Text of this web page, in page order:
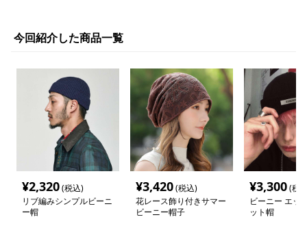
今回紹介した商品一覧
¥2,320(税込)
リブ編みシンプルビーニ
ー帽
¥3,420(税込)
花レース飾り付きサマー
ビーニー帽子
¥3,300(税
ビーニー エッ
ット帽